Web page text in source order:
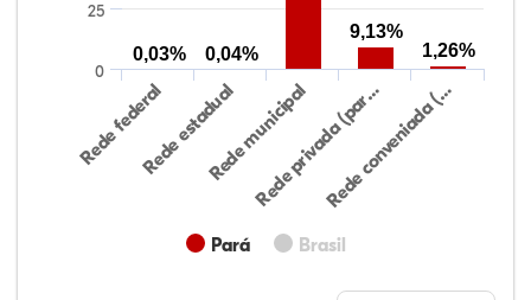
Pará Brasil
Rede federalRede estadualRede municipal
Rede privada (par…Rede conveniada (…
0
25
0,03% 0,04%
9,13%
1,26%